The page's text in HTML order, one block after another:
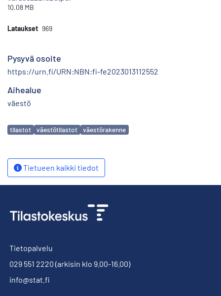
10.08 MB
Lataukset 969
Pysyvä osoite
https://urn.fi/URN:NBN:fi-fe2023013112552
Aihealue
väestö
Avainsanat
tilastot väestötilastot väestörakenne
Tietueen kaikki tiedot
Tietopalvelu
029 551 2220 (arkisin klo 9.00-16.00)
info@stat.fi